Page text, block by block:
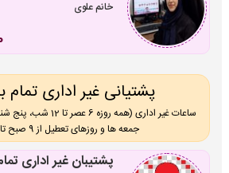
خانم علوی
پشتیانی غیر اداری
جمعه ها و روزهای تعطیل از 9 صبح تا 12 شب)
پشتیبان غیر اداری